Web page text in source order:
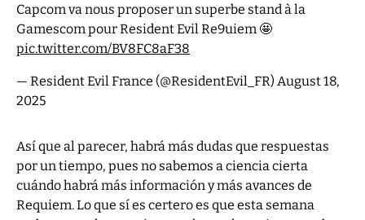
Capcom va nous proposer un superbe stand à la
Gamescom pour Resident Evil Re9uiem 🤩
pic.twitter.com/BV8FC8aF38
— Resident Evil France (@ResidentEvil_FR) August 18,
2025
Así que al parecer, habrá más dudas que respuestas
por un tiempo, pues no sabemos a ciencia cierta
cuándo habrá más información y más avances de
Requiem. Lo que sí es certero es que esta semana